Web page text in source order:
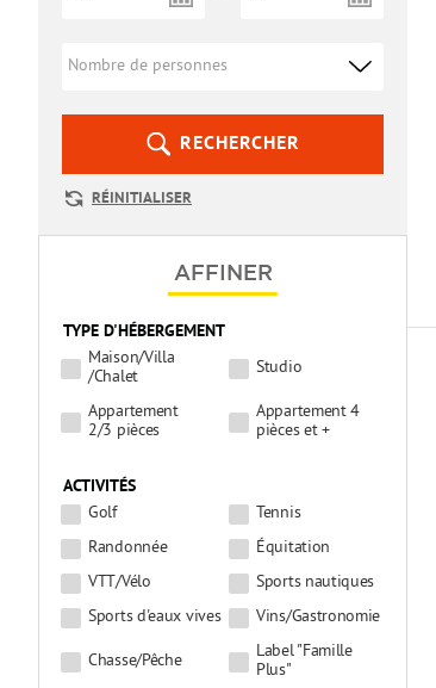
RECHERCHER
RÉINITIALISER
AFFINER
TYPE D'HÉBERGEMENT
Maison/Villa
/Chalet
Studio
Appartement
2/3 pièces
Appartement 4
pièces et +
ACTIVITÉS
Golf
Tennis
Randonnée
Équitation
VTT/Vélo
Sports nautiques
Sports d'eaux vives
Vins/Gastronomie
Chasse/Pêche
Label "Famille
Plus"